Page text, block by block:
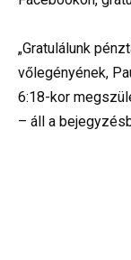
„Gratulálunk
vőlegényének,
6:18-kor
– áll a